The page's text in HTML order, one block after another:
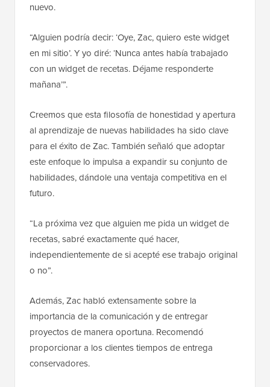
nuevo.
“Alguien podría decir: ‘Oye, Zac, quiero este widget
en mi sitio’. Y yo diré: ‘Nunca antes había trabajado
con un widget de recetas. Déjame responderte
mañana’”.
Creemos que esta filosofía de honestidad y apertura
al aprendizaje de nuevas habilidades ha sido clave
para el éxito de Zac. También señaló que adoptar
este enfoque lo impulsa a expandir su conjunto de
habilidades, dándole una ventaja competitiva en el
futuro.
“La próxima vez que alguien me pida un widget de
recetas, sabré exactamente qué hacer,
independientemente de si acepté ese trabajo original
o no”.
Además, Zac habló extensamente sobre la
importancia de la comunicación y de entregar
proyectos de manera oportuna. Recomendó
proporcionar a los clientes tiempos de entrega
conservadores.